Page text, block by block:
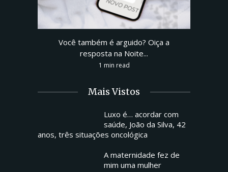
Você também é arguido? Oiça a
resposta na Noite...
1 min read
Mais Vistos
Luxo é… acordar com
saúde, João da Silva, 42
anos, três situações oncológica
A maternidade fez de
mim uma mulher